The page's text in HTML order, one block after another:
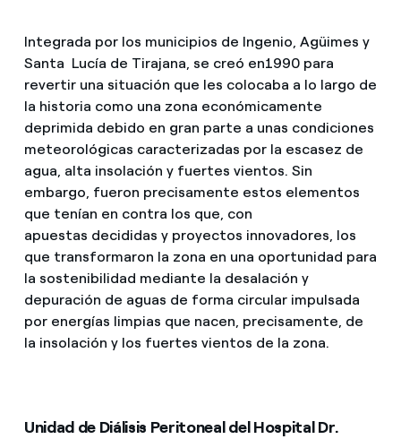
Integrada por los municipios de Ingenio, Agüimes y
Santa Lucía de Tirajana, se creó en1990 para
revertir una situación que les colocaba a lo largo de
la historia como una zona económicamente
deprimida debido en gran parte a unas condiciones
meteorológicas caracterizadas por la escasez de
agua, alta insolación y fuertes vientos. Sin
embargo, fueron precisamente estos elementos
que tenían en contra los que, con
apuestas decididas y proyectos innovadores, los
que transformaron la zona en una oportunidad para
la sostenibilidad mediante la desalación y
depuración de aguas de forma circular impulsada
por energías limpias que nacen, precisamente, de
la insolación y los fuertes vientos de la zona.
Unidad de Diálisis Peritoneal del Hospital Dr.